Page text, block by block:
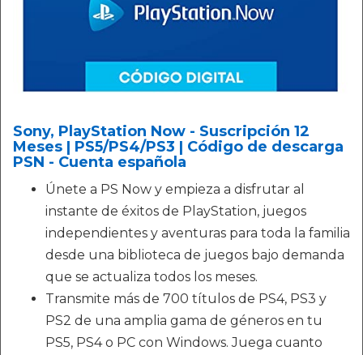
Sony, PlayStation Now - Suscripción 12
Meses | PS5/PS4/PS3 | Código de descarga
PSN - Cuenta española
Únete a PS Now y empieza a disfrutar al
instante de éxitos de PlayStation, juegos
independientes y aventuras para toda la familia
desde una biblioteca de juegos bajo demanda
que se actualiza todos los meses.
Transmite más de 700 títulos de PS4, PS3 y
PS2 de una amplia gama de géneros en tu
PS5, PS4 o PC con Windows. Juega cuanto